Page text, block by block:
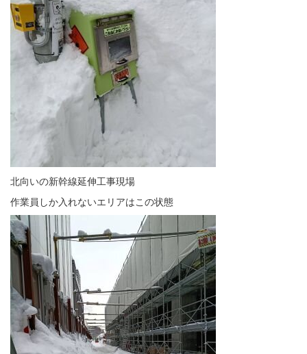
北向いの新幹線延伸工事現場
作業員しか入れないエリアはこの状態